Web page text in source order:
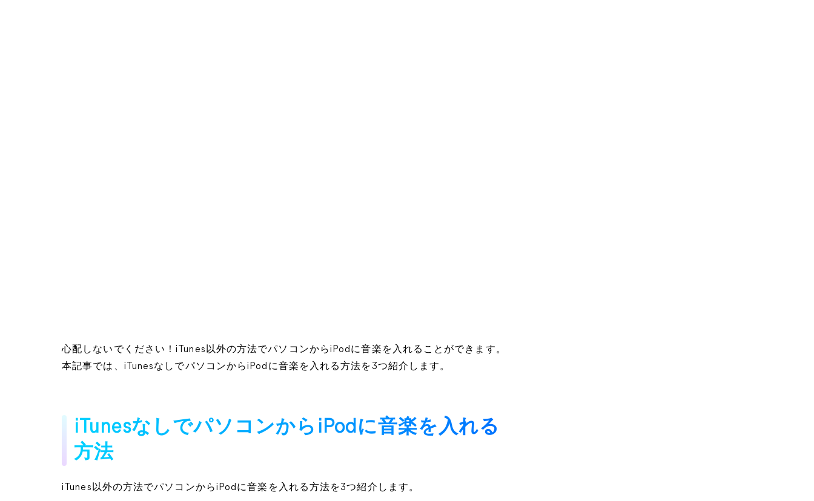
心配しないでください！iTunes以外の方法でパソコンからiPodに音楽を入れることができます。
本記事では、iTunesなしでパソコンからiPodに音楽を入れる方法を3つ紹介します。
iTunesなしでパソコンからiPodに音楽を入れる
方法
iTunes以外の方法でパソコンからiPodに音楽を入れる方法を3つ紹介します。